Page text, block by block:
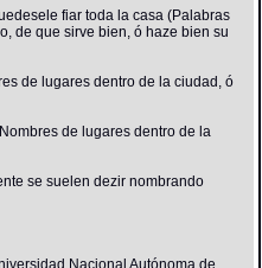
fiar toda la casa (Palabras
de que sirve bien, ó haze bien su
de lugares dentro de la ciudad, ó
de lugares dentro de la
se suelen dezir nombrando
Nacional Autónoma de